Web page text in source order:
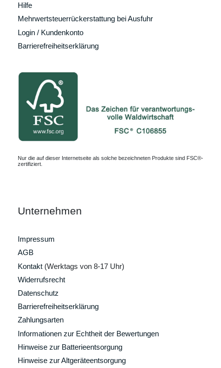
Hilfe
Mehrwertsteuerrückerstattung bei Ausfuhr
Login / Kundenkonto
Barrierefreiheitserklärung
Nur die auf dieser Internetseite als solche bezeichneten Produkte sind FSC®-
zertifiziert.
Unternehmen
Impressum
AGB
Kontakt (Werktags von 8-17 Uhr)
Widerrufsrecht
Datenschutz
Barrierefreiheitserklärung
Zahlungsarten
Informationen zur Echtheit der Bewertungen
Hinweise zur Batterieentsorgung
Hinweise zur Altgeräteentsorgung